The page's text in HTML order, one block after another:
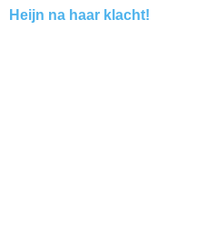
Heijn na haar klacht!